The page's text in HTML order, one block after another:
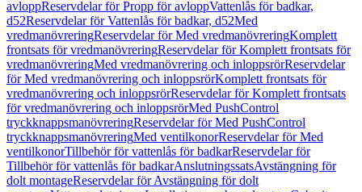
avloppReservdelar för Propp för avloppVattenlås för badkar,
d52Reservdelar för Vattenlås för badkar, d52Med
vredmanövreringReservdelar för Med vredmanövreringKomplett
frontsats för vredmanövreringReservdelar för Komplett frontsats för
vredmanövreringMed vredmanövrering och inloppsrörReservdelar
för Med vredmanövrering och inloppsrörKomplett frontsats för
vredmanövrering och inloppsrörReservdelar för Komplett frontsats
för vredmanövrering och inloppsrörMed PushControl
tryckknappsmanövreringReservdelar för Med PushControl
tryckknappsmanövreringMed ventilkonorReservdelar för Med
ventilkonorTillbehör för vattenlås för badkarReservdelar för
Tillbehör för vattenlås för badkarAnslutningssatsAvstängning för
dolt montageReservdelar för Avstängning för dolt